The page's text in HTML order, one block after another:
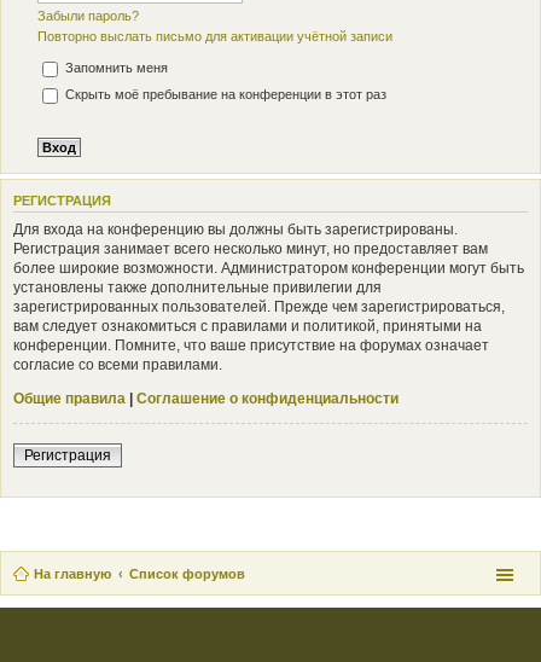
Забыли пароль?
Повторно выслать письмо для активации учётной записи
Запомнить меня
Скрыть моё пребывание на конференции в этот раз
РЕГИСТРАЦИЯ
Для входа на конференцию вы должны быть зарегистрированы.
Регистрация занимает всего несколько минут, но предоставляет вам
более широкие возможности. Администратором конференции могут быть
установлены также дополнительные привилегии для
зарегистрированных пользователей. Прежде чем зарегистрироваться,
вам следует ознакомиться с правилами и политикой, принятыми на
конференции. Помните, что ваше присутствие на форумах означает
согласие со всеми правилами.
Общие правила | Соглашение о конфиденциальности
Регистрация
На главную Список форумов